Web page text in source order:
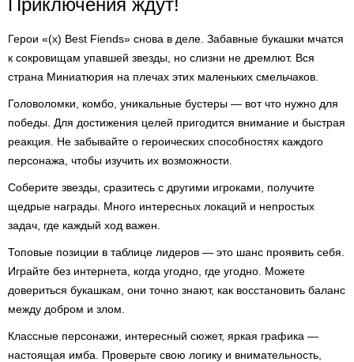
Приключения ждут!
Герои «(x) Best Fiends» снова в деле. Забавные букашки мчатся
к сокровищам упавшей звезды, но слизни не дремлют. Вся
страна Миниатюрия на плечах этих маленьких смельчаков.
Головоломки, комбо, уникальные бустеры — вот что нужно для
победы. Для достижения целей пригодится внимание и быстрая
реакция. Не забывайте о героических способностях каждого
персонажа, чтобы изучить их возможности.
Соберите звезды, сразитесь с другими игроками, получите
щедрые награды. Много интересных локаций и непростых
задач, где каждый ход важен.
Топовые позиции в таблице лидеров — это шанс проявить себя.
Играйте без интернета, когда угодно, где угодно. Можете
довериться букашкам, они точно знают, как восстановить баланс
между добром и злом.
Классные персонажи, интересный сюжет, яркая графика —
настоящая имба. Проверьте свою логику и внимательность,